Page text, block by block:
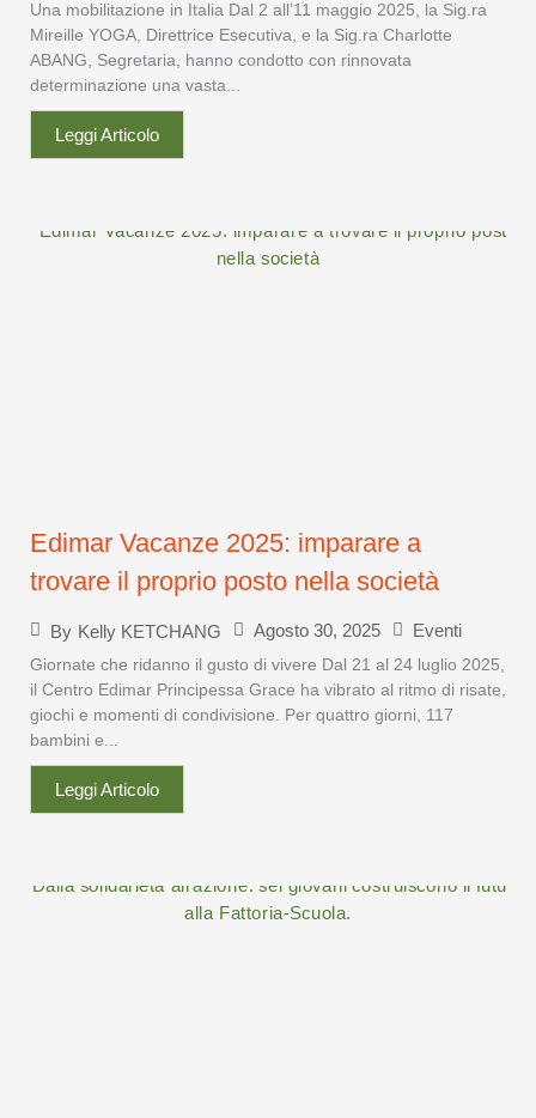
Una mobilitazione in Italia Dal 2 all’11 maggio 2025, la Sig.ra
Mireille YOGA, Direttrice Esecutiva, e la Sig.ra Charlotte
ABANG, Segretaria, hanno condotto con rinnovata
determinazione una vasta...
Leggi Articolo
Edimar Vacanze 2025: imparare a
trovare il proprio posto nella società
By Kelly KETCHANG Agosto 30, 2025 Eventi
Giornate che ridanno il gusto di vivere Dal 21 al 24 luglio 2025,
il Centro Edimar Principessa Grace ha vibrato al ritmo di risate,
giochi e momenti di condivisione. Per quattro giorni, 117
bambini e...
Leggi Articolo